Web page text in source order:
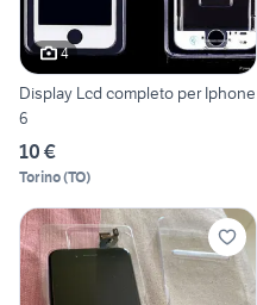
4
Display Lcd completo per Iphone
6
10 €
Torino(TO)